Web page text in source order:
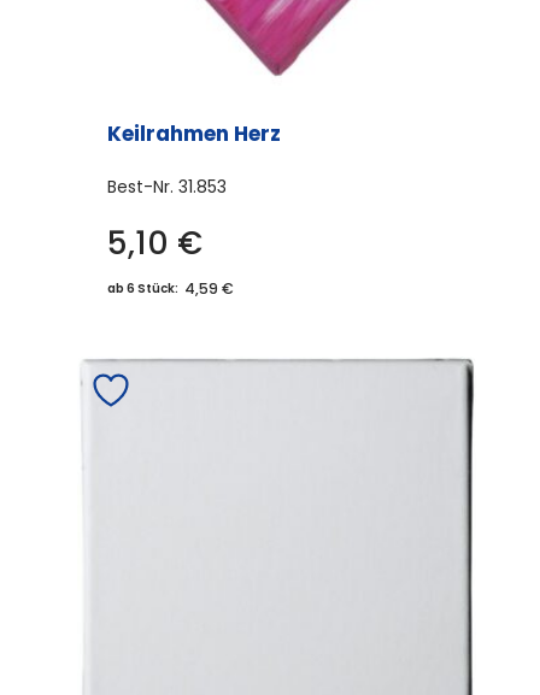
Keilrahmen Herz
Best-Nr. 31.853
5,10 €
ab 6 Stück: 4,59 €